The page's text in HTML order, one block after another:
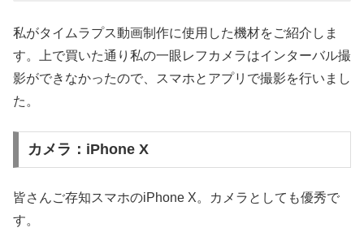
私がタイムラプス動画制作に使用した機材をご紹介しま
す。上で買いた通り私の一眼レフカメラはインターバル撮
影ができなかったので、スマホとアプリで撮影を行いまし
た。
カメラ：iPhone X
皆さんご存知スマホのiPhone X。カメラとしても優秀で
す。